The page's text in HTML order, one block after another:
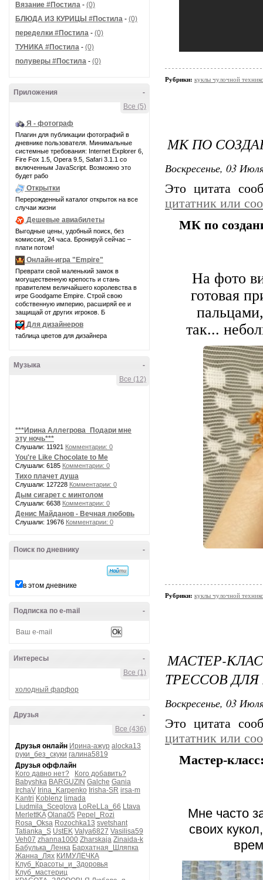
Вязание #Постила - (0)
БЛЮДА ИЗ КУРИЦЫ #Постила - (0)
переделки #Постила - (0)
ТУНИКА #Постила - (0)
полуверы #Постила - (0)
-
Приложения
Все (5)
Я - фотограф
Плагин для публикации фотографий в
дневнике пользователя. Минимальные
системные требования: Internet Explorer 6,
Fire Fox 1.5, Opera 9.5, Safari 3.1.1 со
включенным JavaScript. Возможно это
будет рабо
Открытки
Перерожденный каталог открыток на все
случаи жизни
Дешевые авиабилеты
Выгодные цены, удобный поиск, без
комиссии, 24 часа. Бронируй сейчас –
плати потом!
Онлайн-игра "Empire"
Преврати свой маленький замок в
могущественную крепость и стань
правителем величайшего королевства в
игре Goodgame Empire. Строй свою
собственную империю, расширяй ее и
защищай от других игроков. Б
Для дизайнеров
таблица цветов для дизайнера
-
Музыка
Все (12)
***Ирина Аллегрова_Подари мне
эту ночь***
Слушали: 11921 Комментарии: 0
You're Like Chocolate to Me
Слушали: 6185 Комментарии: 0
Тихо плачет душа
Слушали: 127228 Комментарии: 0
Дым сигарет с минтолом
Слушали: 6638 Комментарии: 0
Денис Майданов - Вечная любовь
Слушали: 19676 Комментарии: 0
-
Поиск по дневнику
в этом дневнике
-
Подписка по e-mail
-
Интересы
Все (1)
холодный фарфор
-
Друзья
Все (436)
Друзья онлайн Ирина-ажур alocka13
руки_без_скуки галина5819
Друзья оффлайн
Кого давно нет?
Кого добавить?
Babyshka BARGUZIN Galche Gania
IrchaV Irina_Karpenko Irisha-SR irsa-m
Kantri Koblenz limada
Liudmila_Sceglova LoReLLa_66 Ltava
MerlettKA Olana05 Pepel_Rozi
Rosa_Oksa Rozochka13 svetshant
Tatianka_S UstEK Valya6827 Vasilisa59
Veh07 zhanna1000 Zharskaja Zinaida-k
Бабулька_Ленка Бархатная_Шляпка
Жанна_Лях КИМУЛЕЧКА
Клуб_Красоты_и_Здоровья
Клуб_мастериц
Рубрики: куклы чулочной
МК ПО
Воскресенье, 03
Это цитата
цитатник или
МК по
На фото
готовая
так...
Рубрики: куклы чулочной
МАСТЕР-
ТРЕССОВ
Воскресенье, 03
Это цитата
цитатник или
Мастер-
Мне часто
своих